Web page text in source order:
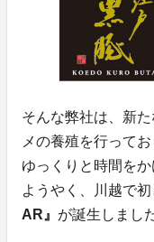
そんな弊社は、新
メの養殖を行ってお
ゆっくりと時間を
ようやく、川越で
AR』 が誕生しまし